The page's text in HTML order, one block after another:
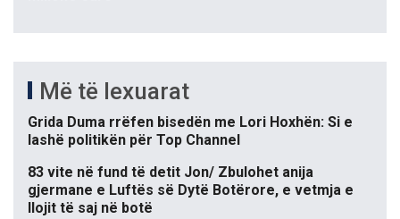
Më të lexuarat
Grida Duma rrëfen bisedën me Lori Hoxhën: Si e
lashë politikën për Top Channel
83 vite në fund të detit Jon/ Zbulohet anija
gjermane e Luftës së Dytë Botërore, e vetmja e
llojit të saj në botë